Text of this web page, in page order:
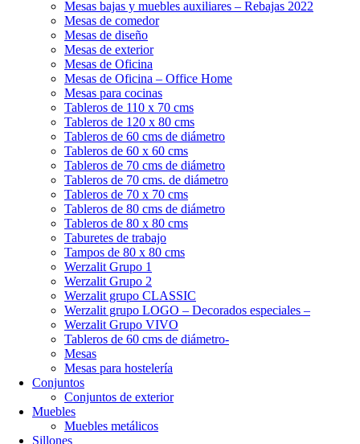
Mesas bajas y muebles auxiliares – Rebajas 2022
Mesas de comedor
Mesas de diseño
Mesas de exterior
Mesas de Oficina
Mesas de Oficina – Office Home
Mesas para cocinas
Tableros de 110 x 70 cms
Tableros de 120 x 80 cms
Tableros de 60 cms de diámetro
Tableros de 60 x 60 cms
Tableros de 70 cms de diámetro
Tableros de 70 cms. de diámetro
Tableros de 70 x 70 cms
Tableros de 80 cms de diámetro
Tableros de 80 x 80 cms
Taburetes de trabajo
Tampos de 80 x 80 cms
Werzalit Grupo 1
Werzalit Grupo 2
Werzalit grupo CLASSIC
Werzalit grupo LOGO – Decorados especiales –
Werzalit Grupo VIVO
Tableros de 60 cms de diámetro-
Mesas
Mesas para hostelería
Conjuntos
Conjuntos de exterior
Muebles
Muebles metálicos
Sillones